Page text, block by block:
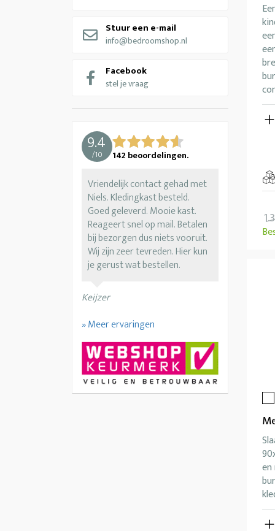
Stuur een e-mail
info@bedroomshop.nl
Facebook
stel je vraag
9.4
/10 142 beoordelingen.
Vriendelijk contact gehad met
Niels. Kledingkast besteld.
Goed geleverd. Mooie kast.
Reageert snel op mail. Betalen
bij bezorgen dus niets vooruit.
Wij zijn zeer tevreden. Hier kun
je gerust wat bestellen.
Keijzer
» Meer ervaringen